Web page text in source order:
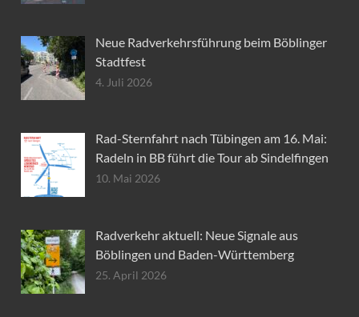
Neue Radverkehrsführung beim Böblinger
Stadtfest
4. Juli 2026
Rad-Sternfahrt nach Tübingen am 16. Mai:
Radeln in BB führt die Tour ab Sindelfingen
10. Mai 2026
Radverkehr aktuell: Neue Signale aus
Böblingen und Baden-Württemberg
25. April 2026